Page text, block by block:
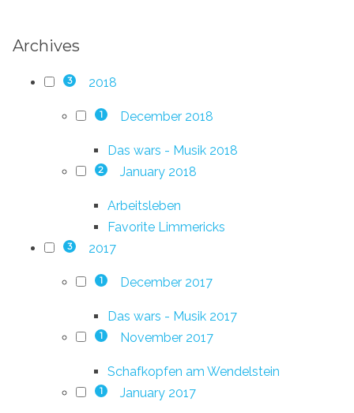
Archives
3 2018
1 December 2018
Das wars - Musik 2018
2 January 2018
Arbeitsleben
Favorite Limmericks
3 2017
1 December 2017
Das wars - Musik 2017
1 November 2017
Schafkopfen am Wendelstein
1 January 2017